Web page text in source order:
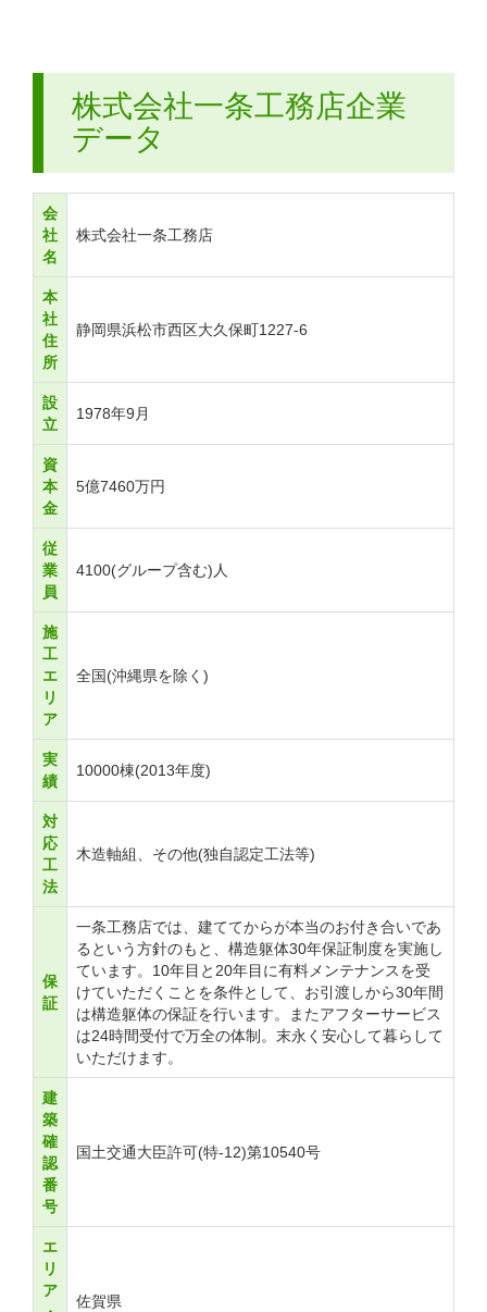
株式会社一条工務店企業
データ
会
社
名
株式会社一条工務店
本
社
住
所
静岡県浜松市西区大久保町1227-6
設
立
1978年9月
資
本
金
5億7460万円
従
業
員
4100(グループ含む)人
施
工
エ
リ
ア
全国(沖縄県を除く)
実
績
10000棟(2013年度)
対
応
工
法
木造軸組、その他(独自認定工法等)
保
証
一条工務店では、建ててからが本当のお付き合いであ
るという方針のもと、構造躯体30年保証制度を実施し
ています。10年目と20年目に有料メンテナンスを受
けていただくことを条件として、お引渡しから30年間
は構造躯体の保証を行います。またアフターサービス
は24時間受付で万全の体制。末永く安心して暮らして
いただけます。
建
築
確
認
番
号
国土交通大臣許可(特-12)第10540号
エ
リ
ア
佐賀県